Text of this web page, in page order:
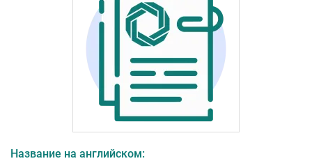
Название на английском: